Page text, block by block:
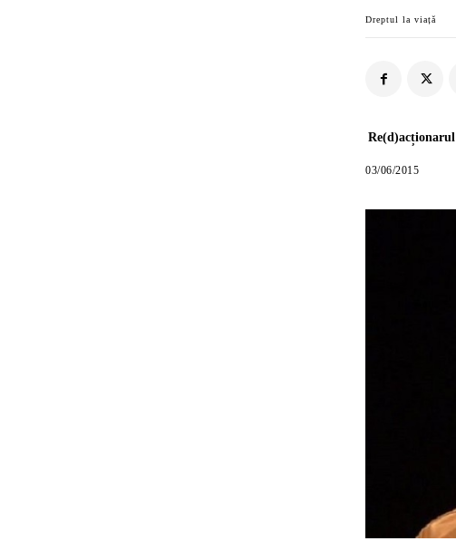
Dreptul la viață
Re(d)acționarul
03/06/2015